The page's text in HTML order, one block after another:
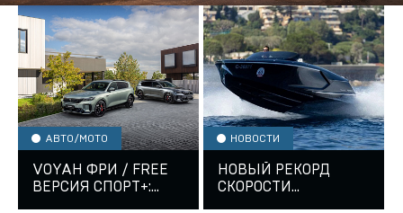
АВТО/МОТО
VOYAH ФРИ / FREE
ВЕРСИЯ СПОРТ+:
НОВОСТИ
НОВЫЙ РЕКОРД
СКОРОСТИ